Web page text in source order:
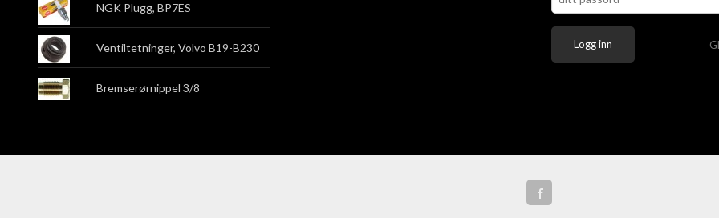
NGK Plugg, BP7ES
Ventiltetninger, Volvo B19-B230
Bremserørnippel 3/8